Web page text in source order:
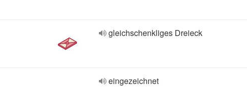
gleichschenkliges Dreieck
eingezeichnet